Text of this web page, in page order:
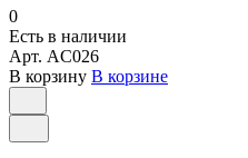
0
Есть в наличии
Арт. AC026
В корзину В корзине